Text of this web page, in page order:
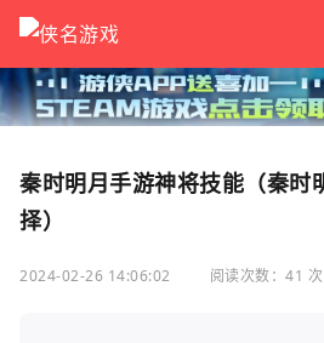
秦时明月手游神将技能（秦时
择）
2024-02-26 14:06:02 阅读次数：41 次